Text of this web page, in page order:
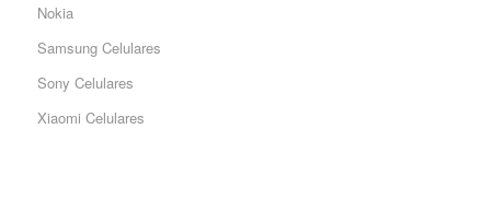
Nokia
Samsung Celulares
Sony Celulares
Xiaomi Celulares